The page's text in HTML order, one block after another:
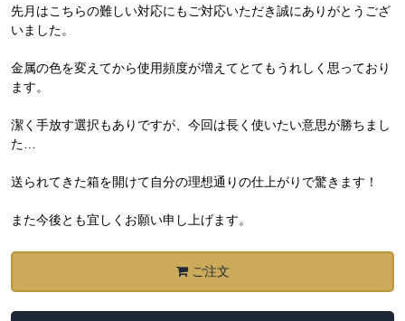
先月はこちらの難しい対応にもご対応いただき誠にありがとうござ
いました。
金属の色を変えてから使用頻度が増えてとてもうれしく思っており
ます。
潔く手放す選択もありですが、今回は長く使いたい意思が勝ちまし
た…
送られてきた箱を開けて自分の理想通りの仕上がりで驚きます！
また今後とも宜しくお願い申し上げます。
ご注文